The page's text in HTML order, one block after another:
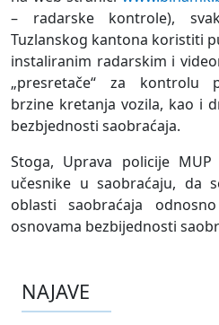
– radarske kontrole),
Tuzlanskog kantona koristiti
instaliranim radarskim i
„presretače“ za kontrolu
brzine kretanja vozila, kao i
bezbjednosti saobraćaja.
Stoga, Uprava policije
učesnike u saobraćaju, da
oblasti saobraćaja
osnovama bezbijednosti
NAJAVE